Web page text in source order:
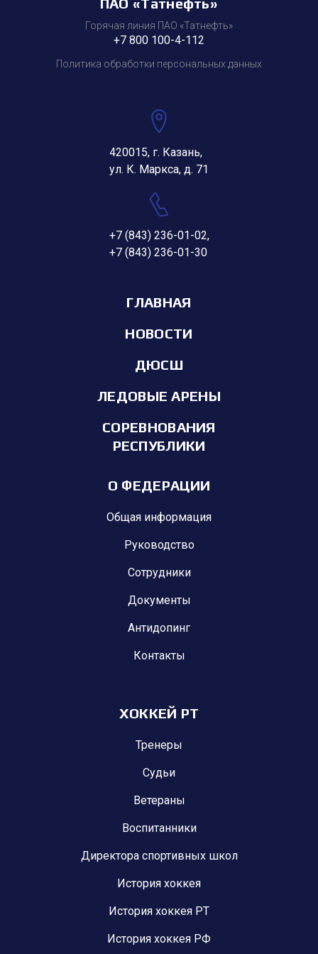
Горячая линия ПАО «Татнефть»
+7 800 100-4-112
Политика обработки персональных данных
420015, г. Казань,
ул. К. Маркса, д. 71
+7 (843) 236-01-02,
+7 (843) 236-01-30
ГЛАВНАЯ
НОВОСТИ
ДЮСШ
ЛЕДОВЫЕ АРЕНЫ
СОРЕВНОВАНИЯ
РЕСПУБЛИКИ
О ФЕДЕРАЦИИ
Общая информация
Руководство
Сотрудники
Документы
Антидопинг
Контакты
ХОККЕЙ РТ
Тренеры
Судьи
Ветераны
Воспитанники
Директора спортивных школ
История хоккея
История хоккея РТ
История хоккея РФ